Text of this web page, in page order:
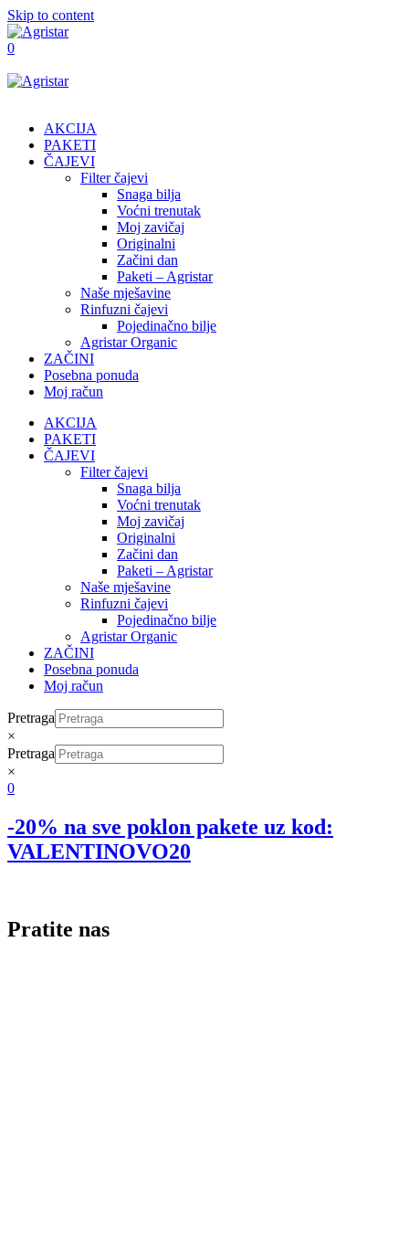
Skip to content
0
AKCIJA
PAKETI
ČAJEVI
Filter čajevi
Snaga bilja
Voćni trenutak
Moj zavičaj
Originalni
Začini dan
Paketi – Agristar
Naše mješavine
Rinfuzni čajevi
Pojedinačno bilje
Agristar Organic
ZAČINI
Posebna ponuda
Moj račun
AKCIJA
PAKETI
ČAJEVI
Filter čajevi
Snaga bilja
Voćni trenutak
Moj zavičaj
Originalni
Začini dan
Paketi – Agristar
Naše mješavine
Rinfuzni čajevi
Pojedinačno bilje
Agristar Organic
ZAČINI
Posebna ponuda
Moj račun
Pretraga
×
Pretraga
×
0
-20% na sve poklon pakete uz kod:
VALENTINOVO20
Pratite nas